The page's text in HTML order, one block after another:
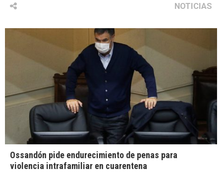
NOTICIAS
Ossandón pide endurecimiento de penas para
violencia intrafamiliar en cuarentena